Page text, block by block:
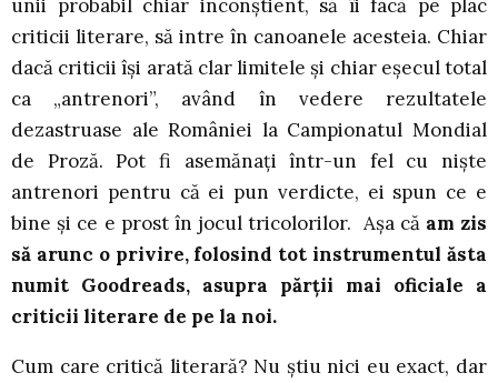
unii probabil chiar inconştient, să îi facă pe plac
criticii literare, să intre în canoanele acesteia. Chiar
dacă criticii îşi arată clar limitele şi chiar eşecul total
ca „antrenori”, având în vedere rezultatele
dezastruase ale României la Campionatul Mondial
de Proză. Pot fi asemănați într-un fel cu nişte
antrenori pentru că ei pun verdicte, ei spun ce e
bine şi ce e prost în jocul tricolorilor. Aşa că am zis
să arunc o privire, folosind tot instrumentul ăsta
numit Goodreads, asupra părții mai oficiale a
criticii literare de pe la noi.
Cum care critică literară? Nu știu nici eu exact, dar